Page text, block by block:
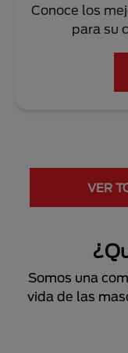
Conoce los
para su
VER
Somos una
vida de las